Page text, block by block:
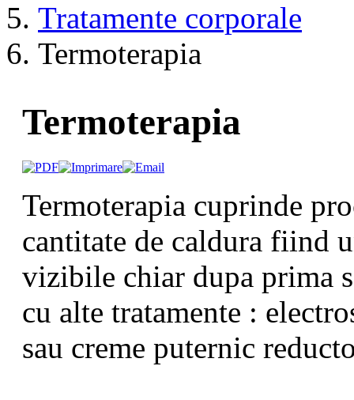
Tratamente corporale
Termoterapia
Termoterapia
Termoterapia cuprinde
cantitate de caldura fiind
vizibile chiar dupa prima
cu alte tratamente :
sau creme puternic